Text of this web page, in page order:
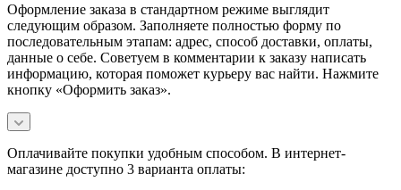
Оформление заказа в стандартном режиме выглядит
следующим образом. Заполняете полностью форму по
последовательным этапам: адрес, способ доставки, оплаты,
данные о себе. Советуем в комментарии к заказу написать
информацию, которая поможет курьеру вас найти. Нажмите
кнопку «Оформить заказ».
Оплачивайте покупки удобным способом. В интернет-
магазине доступно 3 варианта оплаты: